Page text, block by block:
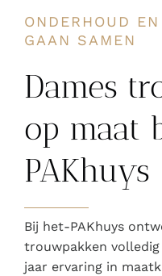
ONDERHOUD
GAAN SAMEN
Dames
op maat
PAKhuys
Bij het-PAKhuys
trouwpakken
jaar ervaring in